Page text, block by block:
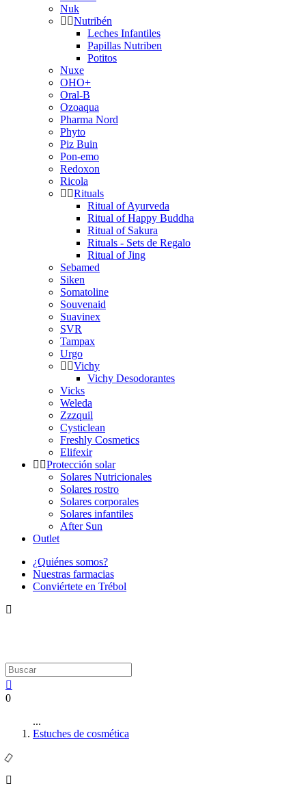
Nuk
Nutribén
Leches Infantiles
Papillas Nutriben
Potitos
Nuxe
OHO+
Oral-B
Ozoaqua
Pharma Nord
Phyto
Piz Buin
Pon-emo
Redoxon
Ricola
Rituals
Ritual of Ayurveda
Ritual of Happy Buddha
Ritual of Sakura
Rituals - Sets de Regalo
Ritual of Jing
Sebamed
Siken
Somatoline
Souvenaid
Suavinex
SVR
Tampax
Urgo
Vichy
Vichy Desodorantes
Vicks
Weleda
Zzzquil
Cysticlean
Freshly Cosmetics
Elifexir
Protección solar
Solares Nutricionales
Solares rostro
Solares corporales
Solares infantiles
After Sun
Outlet
¿Quiénes somos?
Nuestras farmacias
Conviértete en Trébol
0
...
Estuches de cosmética